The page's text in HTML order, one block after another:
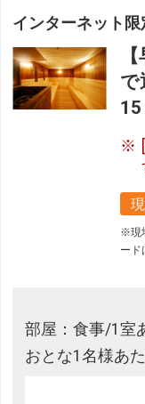
インターネット限
で
15
※現
ード
部屋：食事/1室
おとな1名様あ